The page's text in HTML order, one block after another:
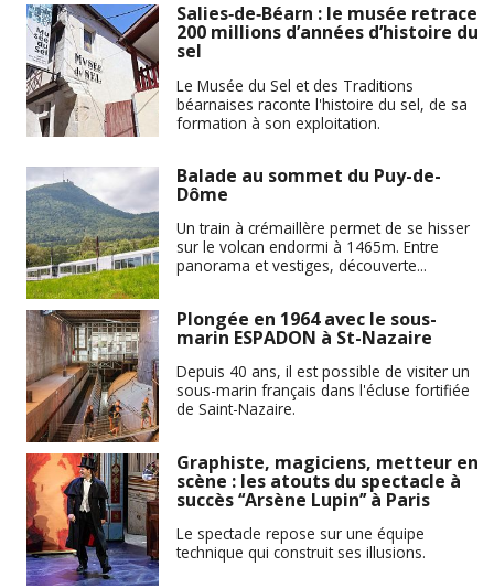
Salies‑de‑Béarn : le musée retrace
200 millions d’années d’histoire du
sel
Le Musée du Sel et des Traditions
béarnaises raconte l'histoire du sel, de sa
formation à son exploitation.
Balade au sommet du Puy-de-
Dôme
Un train à crémaillère permet de se hisser
sur le volcan endormi à 1465m. Entre
panorama et vestiges, découverte...
Plongée en 1964 avec le sous-
marin ESPADON à St-Nazaire
Depuis 40 ans, il est possible de visiter un
sous-marin français dans l'écluse fortifiée
de Saint-Nazaire.
Graphiste, magiciens, metteur en
scène : les atouts du spectacle à
succès ‘‘Arsène Lupin’’ à Paris
Le spectacle repose sur une équipe
technique qui construit ses illusions.